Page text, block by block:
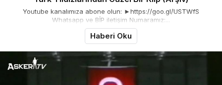
Youtube kanalımıza abone olun: ►https://goo.gl/USTWfS
Whatsapp ve BİP iletişim Numaramız:...
Haberi Oku